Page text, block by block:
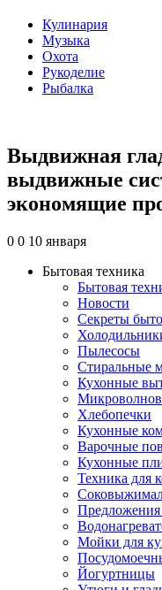
Кулинария
Музыка
Охота
Рукоделие
Рыбалка
Выдвижная
выдвижные
экономящие
0 0 10 января
Бытовая техника
Бытовая
Новости
Секреты
Пылесосы
Стиральные
Кухонные
Хлебопечки
Кухонные
Варочные
Кухонные
Техника для
Предложения
Мойки для
Йогуртницы